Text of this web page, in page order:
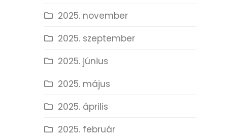
2025. november
2025. szeptember
2025. június
2025. május
2025. április
2025. február